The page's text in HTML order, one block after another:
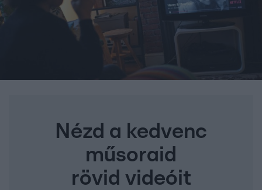
Nézd a kedvenc
műsoraid
rövid videóit